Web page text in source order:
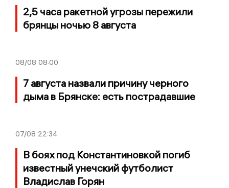
2,5 часа ракетной угрозы пережили
брянцы ночью 8 августа
08/08 08:00
7 августа назвали причину черного
дыма в Брянске: есть пострадавшие
07/08 22:34
В боях под Константиновкой погиб
известный унечский футболист
Владислав Горян